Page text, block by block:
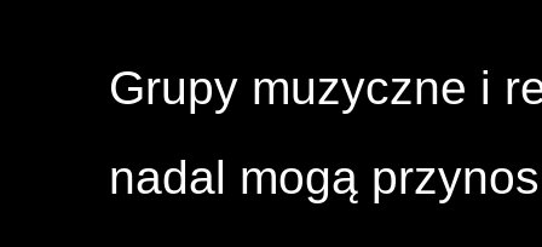
Grupy muzyczne i
nadal mogą